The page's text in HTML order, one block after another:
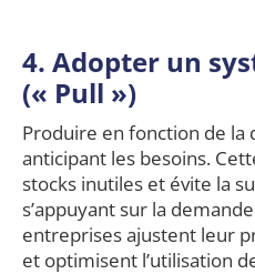
4. Adopter un
(« Pull »)
Produire en fonction de la
anticipant les besoins.
stocks inutiles et évite la
s’appuyant sur la
entreprises ajustent leur
et optimisent l’utilisation